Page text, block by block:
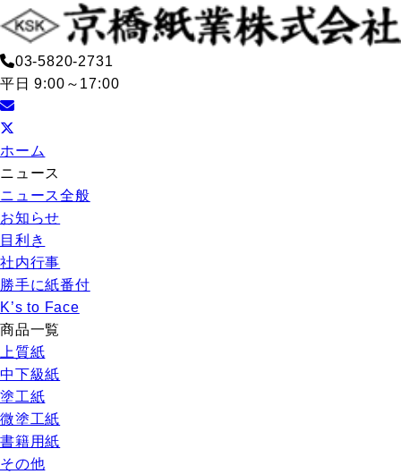
03-5820-2731
平日 9:00～17:00
ホーム
ニュース
ニュース全般
お知らせ
目利き
社内行事
勝手に紙番付
K’s to Face
商品一覧
上質紙
中下級紙
塗工紙
微塗工紙
書籍用紙
その他